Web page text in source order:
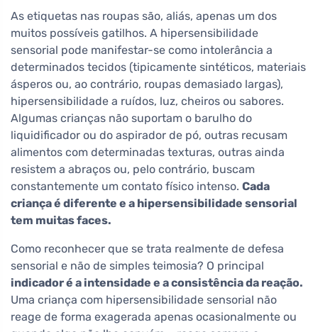
As etiquetas nas roupas são, aliás, apenas um dos
muitos possíveis gatilhos. A hipersensibilidade
sensorial pode manifestar-se como intolerância a
determinados tecidos (tipicamente sintéticos, materiais
ásperos ou, ao contrário, roupas demasiado largas),
hipersensibilidade a ruídos, luz, cheiros ou sabores.
Algumas crianças não suportam o barulho do
liquidificador ou do aspirador de pó, outras recusam
alimentos com determinadas texturas, outras ainda
resistem a abraços ou, pelo contrário, buscam
constantemente um contato físico intenso. Cada
criança é diferente e a hipersensibilidade sensorial
tem muitas faces.
Como reconhecer que se trata realmente de defesa
sensorial e não de simples teimosia? O principal
indicador é a intensidade e a consistência da reação.
Uma criança com hipersensibilidade sensorial não
reage de forma exagerada apenas ocasionalmente ou